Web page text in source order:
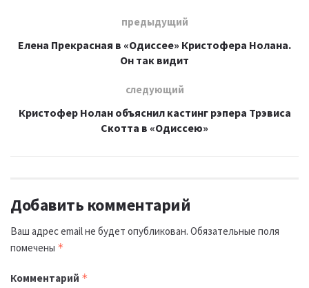
предыдущий
Елена Прекрасная в «Одиссее» Кристофера Нолана.
Он так видит
следующий
Кристофер Нолан объяснил кастинг рэпера Трэвиса
Скотта в «Одиссею»
Добавить комментарий
Ваш адрес email не будет опубликован. Обязательные поля
помечены *
Комментарий *